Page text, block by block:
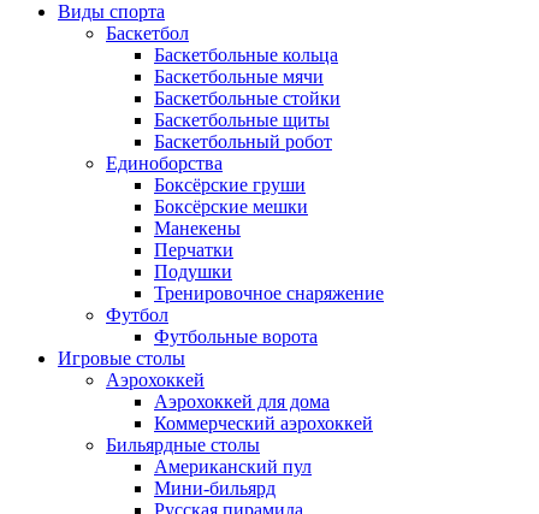
Виды спорта
Баскетбол
Баскетбольные кольца
Баскетбольные мячи
Баскетбольные стойки
Баскетбольные щиты
Баскетбольный робот
Единоборства
Боксёрские груши
Боксёрские мешки
Манекены
Перчатки
Подушки
Тренировочное снаряжение
Футбол
Футбольные ворота
Игровые столы
Аэрохоккей
Аэрохоккей для дома
Коммерческий аэрохоккей
Бильярдные столы
Американский пул
Мини-бильярд
Русская пирамида